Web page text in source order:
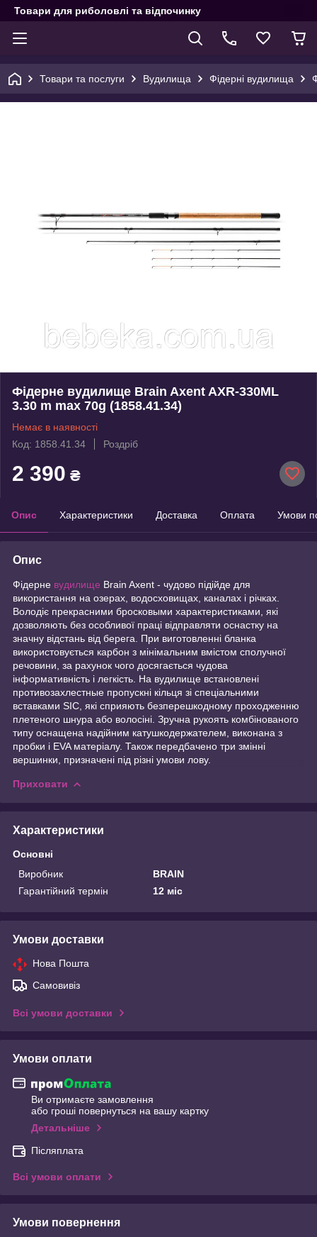
Товари для риболовлі та відпочинку
Товари та послуги Вудилища Фідерні вудилища
Фідерне вудилище Brain Axent AXR-330ML
3.30 m max 70g (1858.41.34)
Немає в наявності
Код: 1858.41.34
Роздріб
2 390 ₴
Опис Характеристики Доставка Оплата Умови
Опис
Фідерне вудилище Brain Axent - чудово підійде для
використання на озерах, водосховищах, каналах і річках.
Володіє прекрасними бросковыми характеристиками, які
дозволяють без особливої праці відправляти оснастку на
значну відстань від берега. При виготовленні бланка
використовується карбон з мінімальним вмістом сполучної
речовини, за рахунок чого досягається чудова
інформативність і легкість. На вудилище встановлені
противозахлестные пропускні кільця зі спеціальними
вставками SIC, які сприяють безперешкодному проходженню
плетеного шнура або волосіні. Зручна рукоять комбінованого
типу оснащена надійним катушкодержателем, виконана з
пробки і EVA матеріалу. Також передбачено три змінні
вершинки, призначені під різні умови лову.
Приховати
Характеристики
Основні
Виробник
BRAIN
Гарантійний термін
12 міс
Умови доставки
Нова Пошта
Самовивіз
Всі умови доставки
Умови оплати
Ви отримаєте замовлення
або гроші повернуться на вашу картку
Детальніше
Післяплата
Всі умови оплати
Умови повернення